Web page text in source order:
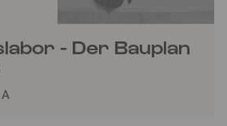
- Der Bauplan